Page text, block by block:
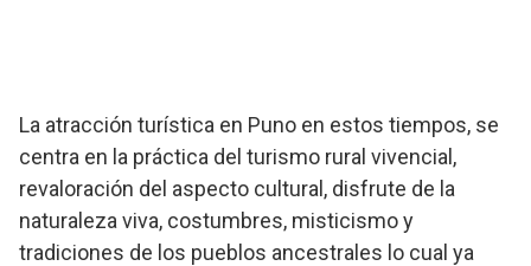
La atracción turística en Puno en estos tiempos, se
centra en la práctica del turismo rural vivencial,
revaloración del aspecto cultural, disfrute de la
naturaleza viva, costumbres, misticismo y
tradiciones de los pueblos ancestrales lo cual ya